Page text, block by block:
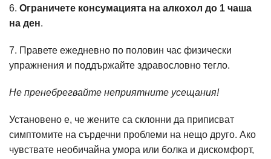
6. Ограничете консумацията на алкохол до 1 чаша
на ден.
7. Правете ежедневно по половин час физически
упражнения и поддържайте здравословно тегло.
Не пренебрегвайте неприятните усещания!
Установено е, че жените са склонни да приписват
симптомите на сърдечни проблеми на нещо друго. Ако
чувствате необичайна умора или болка и дискомфорт,